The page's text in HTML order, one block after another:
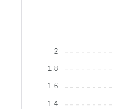
2
1.8
1.6
1.4